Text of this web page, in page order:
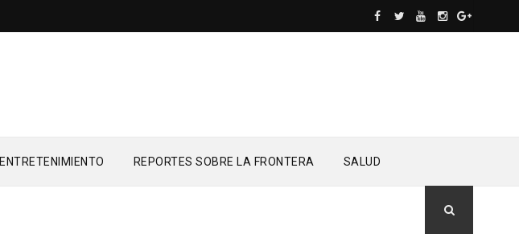
ENTRETENIMIENTO REPORTES SOBRE LA FRONTERA SALUD